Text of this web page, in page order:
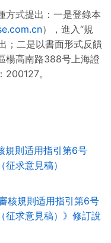
方式提出：一是登錄本
），進入“規
；二是以書面形式反饋
楊高南路388号上海證
。
規則适用指引第6号
求意見稿）
核規則适用指引第6号
求意見稿）》修訂說